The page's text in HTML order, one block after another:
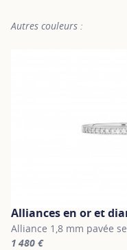
Autres couleurs :
Alliances en or et
Alliance 1,8 mm pavée
1 480 €